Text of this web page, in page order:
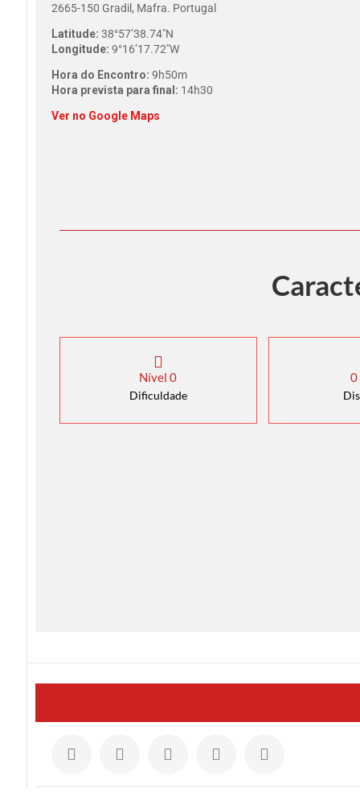
2665-150 Gradil, Mafra. Portugal
Latitude: 38°57’38.74″N
Longitude: 9°16’17.72″W
Hora do Encontro: 9h50m
Hora prevista para final: 14h30
Ver no Google Maps
Nível0
Dificuldade
0